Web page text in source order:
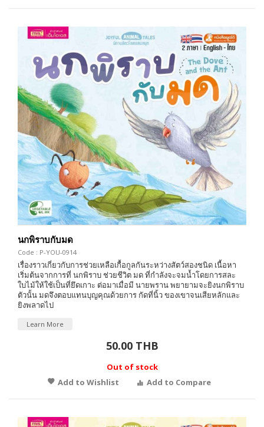
นกพิราบกับมด
Code : P-YOU-0914
เรื่องราวเกี่ยวกับการช่วยเหลือเกื้อกูลกันระหว่างสัตว์สองชนิด เนื้อหา
เริ่มต้นจากการที่ นกพิราบ ช่วยชีวิต มด ที่กำลังจะจมน้ำโดยการสละ
ใบไม้ให้ใช้เป็นที่ยึดเกาะ ต่อมาเมื่อมี นายพราน พยายามจะยิงนกพิราบ
ตัวนั้น มดจึงตอบแทนบุญคุณด้วยการ กัดที่นิ้ว ของเขาจนเสียหลักและ
ยิงพลาดไป
Learn More
50.00 THB
Out of stock
Add to Wishlist
Add to Compare